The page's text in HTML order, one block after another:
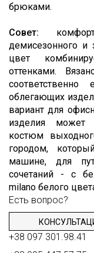
Трикотаж
Шёлк
натуральный
Шитьё
Штапель
Экокожа
брюками.
Совет:
демисезонного и
цвет
оттенками.
облегающих
вариант для
изделия может
костюм
городом,
машине, для
сочетаний - с
milano белого
Есть вопрос?
+38 097 301.98.41